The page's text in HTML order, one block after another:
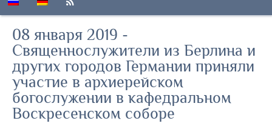
08 января 2019 -
Священнослужители из Берлина и
других городов Германии приняли
участие в архиерейском
богослужении в кафедральном
Воскресенском соборе